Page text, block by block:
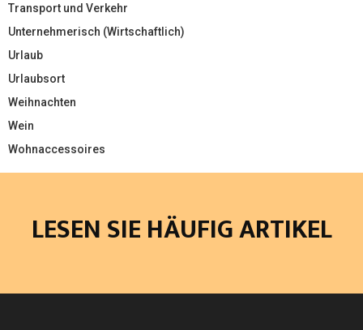
Transport und Verkehr
Unternehmerisch (Wirtschaftlich)
Urlaub
Urlaubsort
Weihnachten
Wein
Wohnaccessoires
LESEN SIE HÄUFIG ARTIKEL